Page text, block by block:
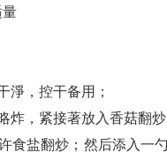
，控干备用；
，紧接著放入香菇翻炒
食盐翻炒；然后添入一